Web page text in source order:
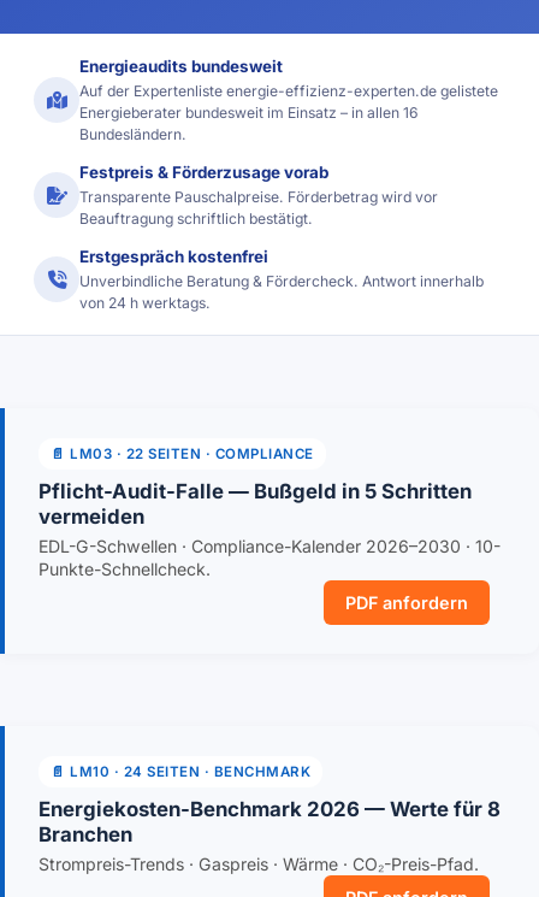
Energieaudits bundesweit
Auf der Expertenliste energie-effizienz-experten.de gelistete
Energieberater bundesweit im Einsatz – in allen 16
Bundesländern.
Festpreis & Förderzusage vorab
Transparente Pauschalpreise. Förderbetrag wird vor
Beauftragung schriftlich bestätigt.
Erstgespräch kostenfrei
Unverbindliche Beratung & Fördercheck. Antwort innerhalb
von 24 h werktags.
📄 LM03 · 22 SEITEN · COMPLIANCE
Pflicht-Audit-Falle — Bußgeld in 5 Schritten
vermeiden
EDL-G-Schwellen · Compliance-Kalender 2026–2030 · 10-
Punkte-Schnellcheck.
PDF anfordern
📄 LM10 · 24 SEITEN · BENCHMARK
Energiekosten-Benchmark 2026 — Werte für 8
Branchen
Strompreis-Trends · Gaspreis · Wärme · CO₂-Preis-Pfad.